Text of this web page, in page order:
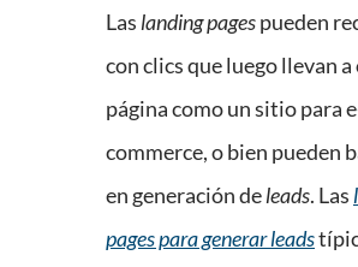
Las landing pagespueden
con clics que luego llevan
página como un sitio para
commerce, o bien pueden
en generación deleads. Las
pages para generar leads